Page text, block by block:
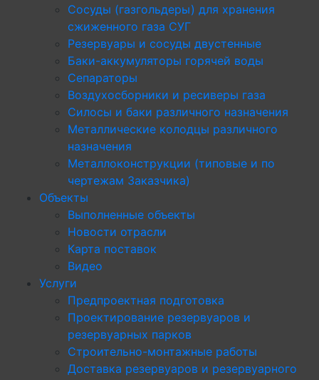
Сосуды (газгольдеры) для хранения
сжиженного газа СУГ
Резервуары и сосуды двустенные
Баки-аккумуляторы горячей воды
Сепараторы
Воздухосборники и ресиверы газа
Силосы и баки различного назначения
Металлические колодцы различного
назначения
Металлоконструкции (типовые и по
чертежам Заказчика)
Объекты
Выполненные объекты
Новости отрасли
Карта поставок
Видео
Услуги
Предпроектная подготовка
Проектирование резервуаров и
резервуарных парков
Строительно-монтажные работы
Доставка резервуаров и резервуарного